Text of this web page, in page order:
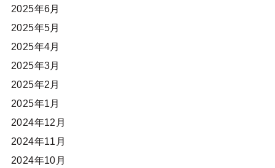
2025年6月
2025年5月
2025年4月
2025年3月
2025年2月
2025年1月
2024年12月
2024年11月
2024年10月